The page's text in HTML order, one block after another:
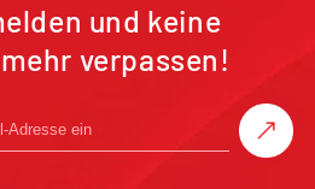
und keine
verpassen!
➤